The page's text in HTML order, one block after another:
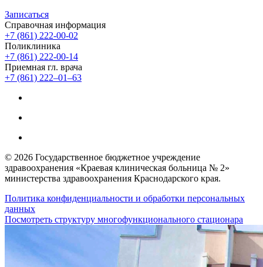
Записаться
Справочная информация
+7 (861) 222-00-02
Поликлиника
+7 (861) 222-00-14
Приемная гл. врача
+7 (861) 222‒01‒63
© 2026 Государственное бюджетное учреждение
здравоохранения «Краевая клиническая больница № 2»
министерства здравоохранения Краснодарского края.
Политика конфиденциальности и обработки персональных
данных
Посмотреть структуру многофункционального стационара